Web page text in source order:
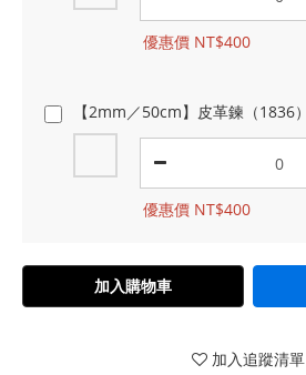
優惠價 NT$400
【2mm／50cm】皮革鍊（1836）
優惠價 NT$400
加入購物車
加入追蹤清單